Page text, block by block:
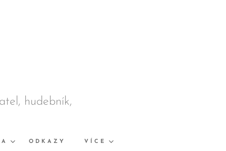
hudebník,
ODKAZY VÍCE